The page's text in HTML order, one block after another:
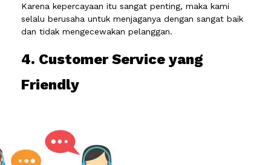
Karena kepercayaan itu sangat penting, maka kami
selalu berusaha untuk menjaganya dengan sangat baik
dan tidak mengecewakan pelanggan.
4. Customer Service yang
Friendly